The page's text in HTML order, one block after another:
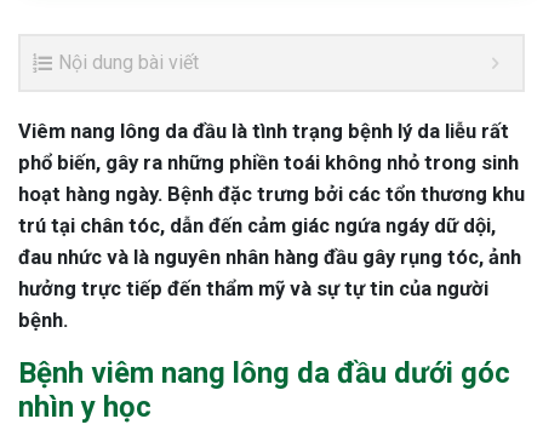
Nội dung bài viết
Viêm nang lông da đầu là tình trạng bệnh lý da liễu rất
phổ biến, gây ra những phiền toái không nhỏ trong sinh
hoạt hàng ngày. Bệnh đặc trưng bởi các tổn thương khu
trú tại chân tóc, dẫn đến cảm giác ngứa ngáy dữ dội,
đau nhức và là nguyên nhân hàng đầu gây rụng tóc, ảnh
hưởng trực tiếp đến thẩm mỹ và sự tự tin của người
bệnh.
Bệnh viêm nang lông da đầu dưới góc
nhìn y học